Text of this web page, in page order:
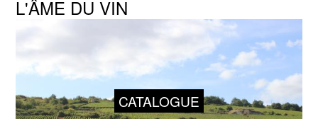
L'ÂME DU VIN
CATALOGUE